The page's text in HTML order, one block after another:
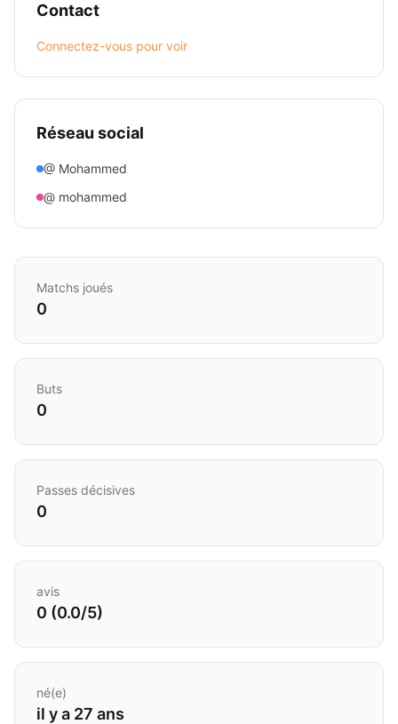
Contact
Connectez-vous pour voir
Réseau social
@ Mohammed
@ mohammed
Matchs joués
0
Buts
0
Passes décisives
0
avis
0 (0.0/5)
né(e)
il y a 27 ans